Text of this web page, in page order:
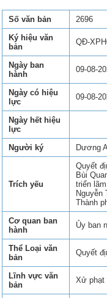
Số văn bản
2696
Ký hiệu văn
bản
QĐ-
Ngày ban
hành
09-08-
Ngày có hiệu
lực
09-08-
Ngày hết hiệu
lực
Người ký
Dương
Trích yếu
Quyết
Bùi
triển
Nguyễn
Thành
Cơ quan ban
hành
Ủy ban
Thể Loại văn
bản
Quyết
Lĩnh vực văn
bản
Xử phạt